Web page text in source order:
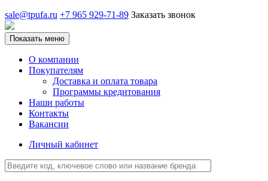
sale@tpufa.ru +7 965 929-71-89 Заказать звонок
Показать меню
О компании
Покупателям
Доставка и оплата товара
Программы кредитования
Наши работы
Контакты
Вакансии
Личный кабинет